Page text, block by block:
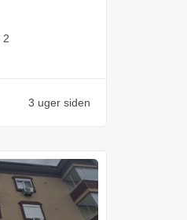
2
3 uger siden